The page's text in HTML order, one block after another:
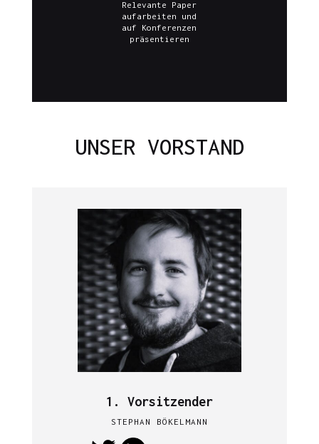
Relevante Paper
aufarbeiten und
auf Konferenzen
präsentieren
UNSER VORSTAND
1. Vorsitzender
STEPHAN BÖKELMANN